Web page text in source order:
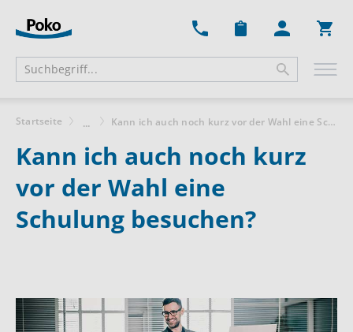
Startseite ... Kann ich auch noch kurz vor der Wahl eine Schulung besuchen?
Kann ich auch noch kurz
vor der Wahl eine
Schulung besuchen?